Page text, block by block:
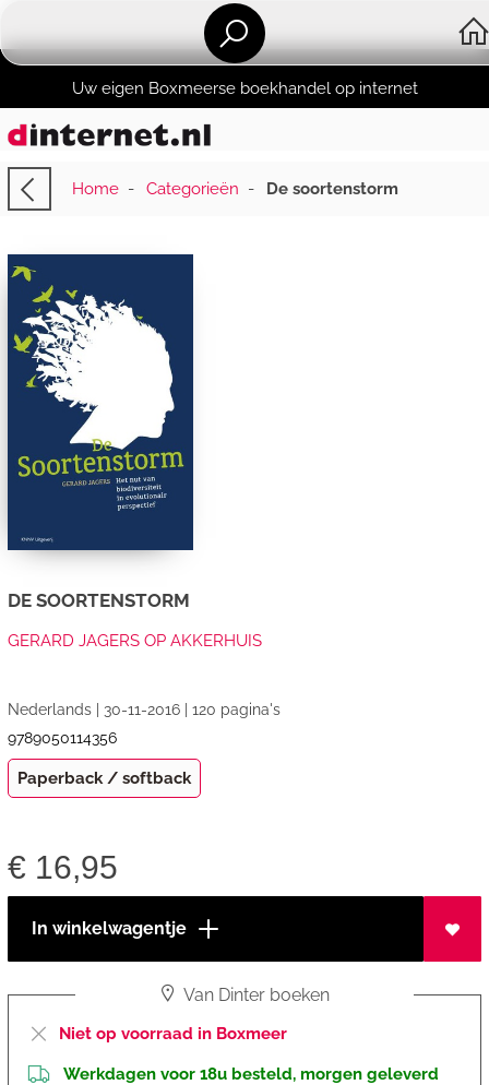
Uw eigen Boxmeerse boekhandel op internet
Home- Categorieën - De soortenstorm
DE SOORTENSTORM
GERARD JAGERS OP AKKERHUIS
Nederlands | 30-11-2016 | 120 pagina's
9789050114356
Paperback / softback
€ 16,95
In winkelwagentje
Van Dinter boeken
Niet op voorraad in Boxmeer
Werkdagen voor 18u besteld, morgen geleverd